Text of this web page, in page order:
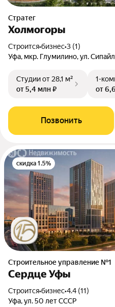
Стратег
Холмогоры
Строится•бизнес•3 (1)
Уфа, мкр. Глумилино, ул.
Студииот 28,1 м²
от 5,4 млн ₽
1-
от
Позвонить
скидка 1.5%
Строительное управление №1
Сердце Уфы
Строится•бизнес•4.4 (11)
Уфа, ул. 50 лет СССР